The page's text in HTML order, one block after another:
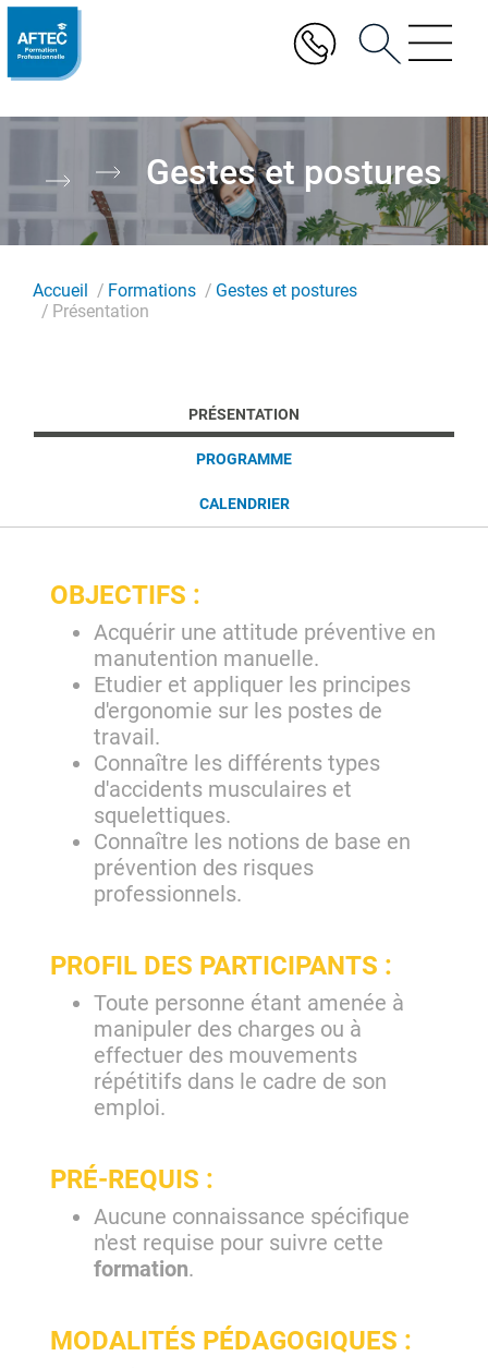
Aller
au
contenu
Gestes et postures
Accueil Formations
Gestes et postures
Présentation
PRÉSENTATION
PROGRAMME
CALENDRIER
OBJECTIFS :
Acquérir une attitude préventive en
manutention manuelle.
Etudier et appliquer les principes
d'ergonomie sur les postes de
travail.
Connaître les différents types
d'accidents musculaires et
squelettiques.
Connaître les notions de base en
prévention des risques
professionnels.
PROFIL DES PARTICIPANTS :
Toute personne étant amenée à
manipuler des charges ou à
effectuer des mouvements
répétitifs dans le cadre de son
emploi.
PRÉ-REQUIS :
Aucune connaissance spécifique
n'est requise pour suivre cette
formation.
MODALITÉS PÉDAGOGIQUES :